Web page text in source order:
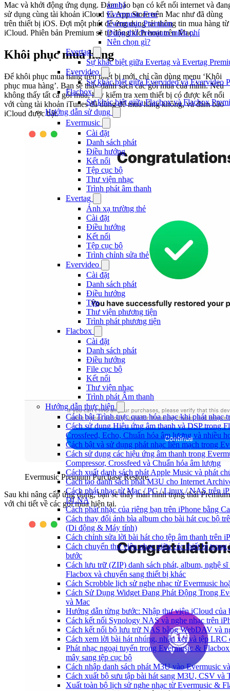
xanh)
Evermusic Free
Evermusic Premium
Dùng thử Premium miễn phí
Nên chọn gì?
Evertag
Sự khác biệt giữa Evertag và Evertag
Evervideo
Sự khác biệt giữa Evervideo và Evervideo
Flacbox
Sự khác biệt giữa Flacbox và Flacbox
Hướng dẫn sử dụng
Evermusic
Cài đặt
Danh sách phát
Điều hướng
Kết nối
Tệp cục bộ
Thư viện nhạc
Trình phát âm thanh
Evertag
Ánh xạ trường thẻ
Cài đặt
Điều hướng
Kết nối
Tệp cục bộ
Trình chỉnh sửa thẻ
Evervideo
Cài đặt
Danh sách phát
Điều hướng
Tệp
Thư viện phương tiện
Trình phát phương tiện
Flacbox
Cài đặt
Danh sách phát
Điều hướng
File cục bộ
Kết nối
Thư viện nhạc
Trình phát Âm thanh
Hướng dẫn thực hiện
Cách bật Trình trực quan hóa nhạc khi phát nhạc
Cách sử dụng Hiệu ứng âm thanh và DSP trong
Crossfeed, Echo, Chuẩn hóa âm lượng và nhiều
Cách bật và sử dụng phát nhạc liền mạch trong
Cách sử dụng các hiệu ứng âm thanh trong
Compressor, Crossfeed và Chuẩn hóa âm lượng
Cách xuất danh sách phát Apple Music và phát
Cách tạo danh sách phát M3U cho Internet
Cách phát nhạc từ Mac / PC / Linux / NAS trên
DLNA
Cách phát nhạc của riêng bạn trên iPhone bằng
Cách thay đổi ảnh bìa album cho bài hát cục bộ
(Di động & Máy tính)
Cách chỉnh sửa lời bài hát cho tệp âm thanh trên
Cách chuyển thư viện nhạc giữa các thiết bị
bước
Cách lưu trữ (ZIP) danh sách phát, album, nghệ
Flacbox và chuyển sang thiết bị khác
Cách Scrobble lịch sử nghe nhạc từ Evermusic
Cách Sử Dụng Widget Đang Phát Động Trong
và Mac
Hướng dẫn từng bước: Nhập thư viện iCloud của
Cách kết nối Synology NAS và nghe nhạc trên
Cách kết nối bộ lưu trữ NAS bằng WebDAV và
Cách xem lời bài hát nhúng, nhận xét và tệp LRC
Phát nhạc ngoại tuyến trong Evermusic &
mây sang tệp cục bộ
Cách nhập danh sách phát M3U vào Evermusic
Cách xuất bộ sưu tập bài hát sang M3U, CSV
Xuất toàn bộ lịch sử nghe nhạc từ Evermusic &
Mac và khởi động ứng dụng. Đảm bảo bạn có kết nối internet và
sử dụng cùng tài khoản iCloud và App Store trên Mac như đã dùng
trên thiết bị iOS. Đợi một phút để ứng dụng tải thông tin mua hàng từ
iCloud. Phiên bản Premium sẽ tự động kích hoạt trên Mac.
Khôi phục mua hàng
Để khôi phục mua hàng trên thiết bị mới, chỉ cần dùng menu ‘Khôi
phục mua hàng’. Bạn sẽ thấy danh sách các gói mua của mình. Nếu
không thấy tất cả gói mua, hãy kiểm tra xem thiết bị có được kết nối
với cùng tài khoản iTunes đã dùng để mua hàng không, và đảm bảo
iCloud được bật.
Evermusic Premium Purchase Restore
Sau khi nâng cấp ứng dụng, bạn sẽ thấy màn hình trạng thái Premium
với chi tiết về các gói mua hiện tại.